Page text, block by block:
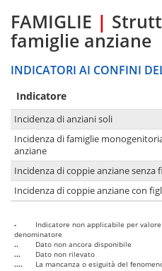
FAMIGLIE |
famiglie anziane
INDICATORI AI CONFINI
Indicatore
Incidenza di anziani soli
Incidenza di famiglie
anziane
Incidenza di coppie anziane senza
Incidenza di coppie anziane con
-
Indicatore non applicabile per
denominatore
..
Dato non ancora disponibile
...
Dato non rilevato
....
La mancanza o esiguità del